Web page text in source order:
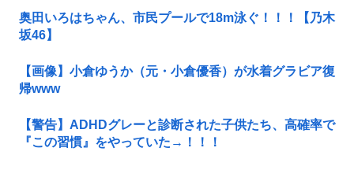
奥田いろはちゃん、市民プールで18m泳ぐ！！！【乃木
坂46】
【画像】小倉ゆうか（元・小倉優香）が水着グラビア復
帰www
【警告】ADHDグレーと診断された子供たち、高確率で
『この習慣』をやっていた→！！！